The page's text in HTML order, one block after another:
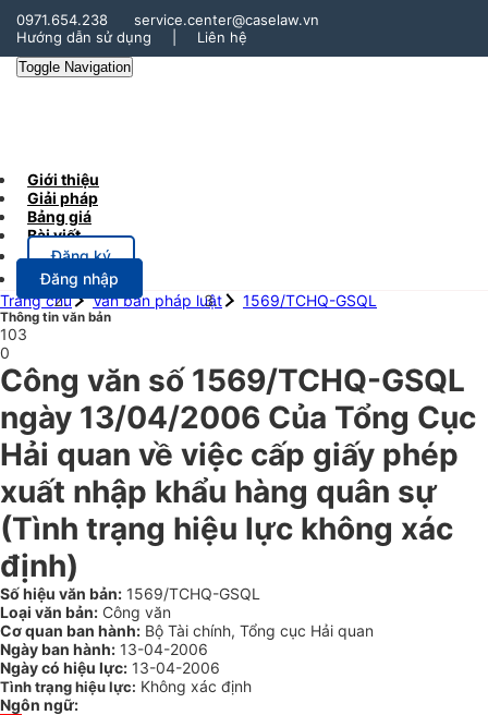
0971.654.238
service.center@caselaw.vn
Hướng dẫn sử dụng
Liên hệ
Toggle Navigation
Giới thiệu
Giải pháp
Bảng giá
Bài viết
Đăng ký
Đăng nhập
Trang chủ
Văn bản pháp luật 1569/TCHQ-GSQL
Thông tin văn bản
103
0
Công văn số 1569/TCHQ-GSQL
ngày 13/04/2006 Của Tổng Cục
Hải quan về việc cấp giấy phép
xuất nhập khẩu hàng quân sự
(Tình trạng hiệu lực không xác
định)
Số hiệu văn bản: 1569/TCHQ-GSQL
Loại văn bản: Công văn
Cơ quan ban hành: Bộ Tài chính, Tổng cục Hải quan
Ngày ban hành: 13-04-2006
Ngày có hiệu lực: 13-04-2006
Tình trạng hiệu lực: Không xác định
Ngôn ngữ: